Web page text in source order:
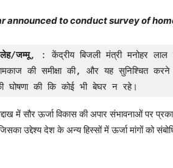
announced to conduct survey of
जम्मू, : केंद्रीय बिजली मंत्री मनोहर लाल
की समीक्षा की, और यह सुनिश्चित
घोषणा की कि कोई भी बेघर न रहे।
में सौर ऊर्जा विकास की अपार संभावनाओं पर
उद्देश्य देश के अन्य हिस्सों में ऊर्जा मांगों को